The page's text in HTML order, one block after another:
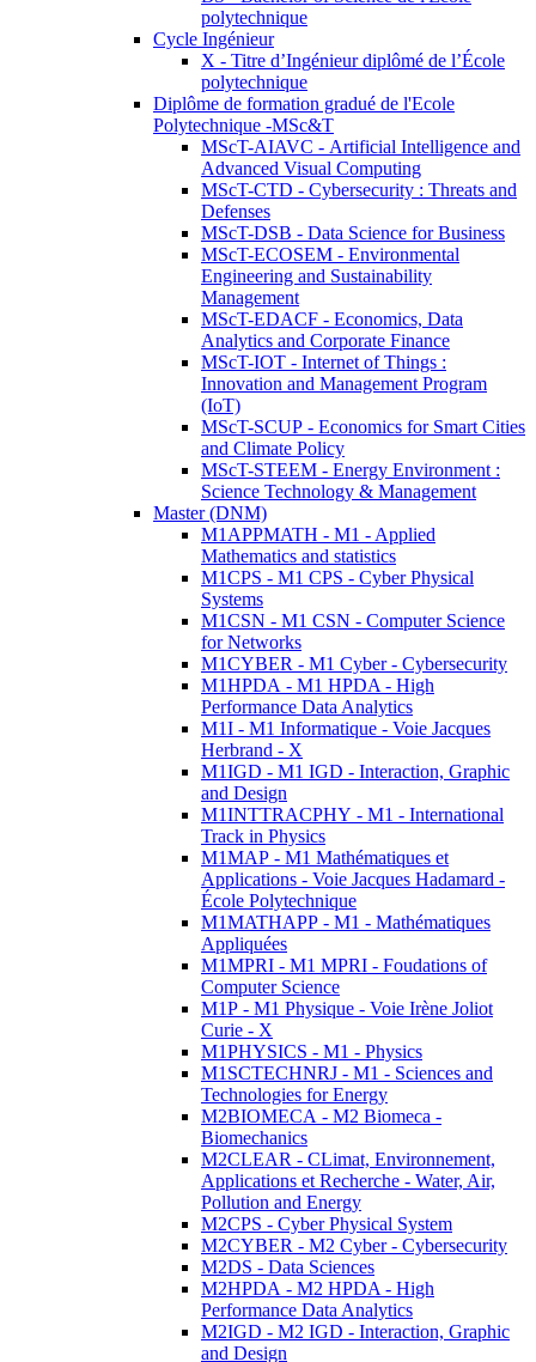
polytechnique
Cycle Ingénieur
X - Titre d’Ingénieur diplômé de l’École
polytechnique
Diplôme de formation gradué de l'Ecole
Polytechnique -MSc&T
MScT-AIAVC - Artificial Intelligence and
Advanced Visual Computing
MScT-CTD - Cybersecurity : Threats and
Defenses
MScT-DSB - Data Science for Business
MScT-ECOSEM - Environmental
Engineering and Sustainability
Management
MScT-EDACF - Economics, Data
Analytics and Corporate Finance
MScT-IOT - Internet of Things :
Innovation and Management Program
(IoT)
MScT-SCUP - Economics for Smart Cities
and Climate Policy
MScT-STEEM - Energy Environment :
Science Technology & Management
Master (DNM)
M1APPMATH - M1 - Applied
Mathematics and statistics
M1CPS - M1 CPS - Cyber Physical
Systems
M1CSN - M1 CSN - Computer Science
for Networks
M1CYBER - M1 Cyber - Cybersecurity
M1HPDA - M1 HPDA - High
Performance Data Analytics
M1I - M1 Informatique - Voie Jacques
Herbrand - X
M1IGD - M1 IGD - Interaction, Graphic
and Design
M1INTTRACPHY - M1 - International
Track in Physics
M1MAP - M1 Mathématiques et
Applications - Voie Jacques Hadamard -
École Polytechnique
M1MATHAPP - M1 - Mathématiques
Appliquées
M1MPRI - M1 MPRI - Foudations of
Computer Science
M1P - M1 Physique - Voie Irène Joliot
Curie - X
M1PHYSICS - M1 - Physics
M1SCTECHNRJ - M1 - Sciences and
Technologies for Energy
M2BIOMECA - M2 Biomeca -
Biomechanics
M2CLEAR - CLimat, Environnement,
Applications et Recherche - Water, Air,
Pollution and Energy
M2CPS - Cyber Physical System
M2CYBER - M2 Cyber - Cybersecurity
M2DS - Data Sciences
M2HPDA - M2 HPDA - High
Performance Data Analytics
M2IGD - M2 IGD - Interaction, Graphic
and Design